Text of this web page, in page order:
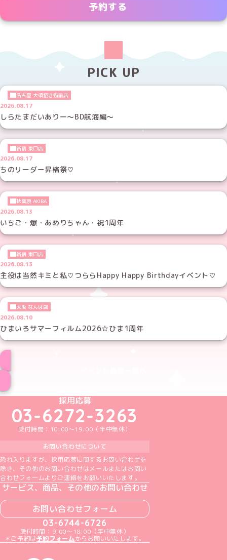
予約する
PICK UP
名古屋 大須招き猫前店
2026.08.17
しらたまだいありー～BD航海編～
新宿 東口店
2026.08.17
ちのリーダー昇格祭♡
秋葉原 AKIBA
2026.08.13
いちご・爆・あめりちゃん・祝1周年
新宿 東口店
2026.08.13
主役は当然キミと私♡つららHappy Happy Birthdayイベント♡
大阪 なんば店
2026.08.10
ひまいろサマーフィルム2026☆ひま1周年
めいどりーみんTikTok公式アカウント
めいどりーみんX公式アカウント
めいどりーみんInstagram公式アカウント
めいどりーみんFacebook公式アカウン
めいどりーみんYouTube公式アカ
採用応募
03-6272-3263
受付時間：10:00～19:00（年中無休）
お問い合わせについて
恐れ入りますが、採用応募に関するお問い合わせを
除き、その他のお問い合わせはメールまたはお問い
合わせフォームよりご連絡をお願いいたします。
サービス、商品、その他のお問い合わせ
お問い合わせフォーム
03-6744-6726
受付時間：9:00～18:00（年中無休）
＊ご予約は予約フォームからお願いいたします。